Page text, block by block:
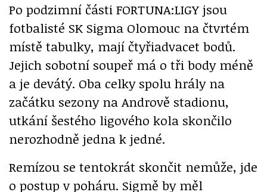
Po podzimní části FORTUNA:LIGY jsou
fotbalisté SK Sigma Olomouc na čtvrtém
místě tabulky, mají čtyřiadvacet bodů.
Jejich sobotní soupeř má o tři body méně
a je devátý. Oba celky spolu hrály na
začátku sezony na Andrově stadionu,
utkání šestého ligového kola skončilo
nerozhodně jedna k jedné.
Remízou se tentokrát skončit nemůže, jde
o postup v poháru. Sigmě by měl